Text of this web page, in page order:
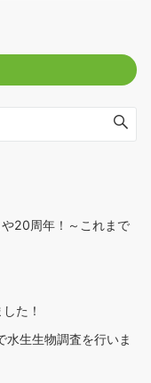
20周年！～これまで
た！
水生生物調査を行いま